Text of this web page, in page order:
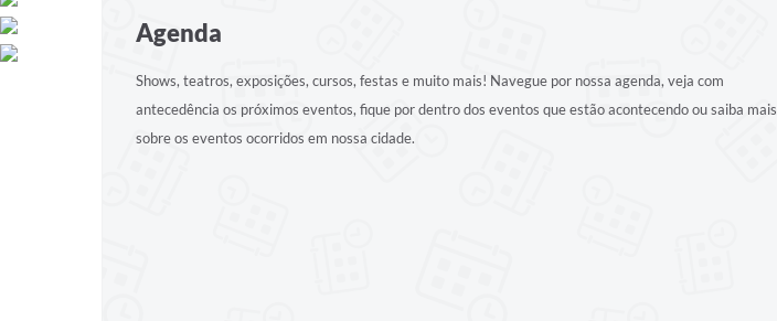
Agenda
Shows, teatros, exposições, cursos, festas e muito mais! Navegue por nossa agenda, veja com
antecedência os próximos eventos, fique por dentro dos eventos que estão acontecendo ou saiba mais
sobre os eventos ocorridos em nossa cidade.